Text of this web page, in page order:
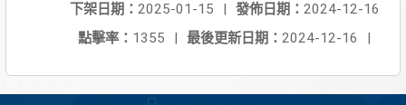
發佈日期： 2024-12-16
下架日期： 2025-01-15
|
最後更新日期： 2024-12-16 |
點擊率： 1355 |